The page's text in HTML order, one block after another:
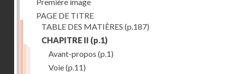
PAGE DE TITRE
TABLE DES MATIÈRES (p.187)
CHAPITRE II (p.1)
Avant-propos (p.1)
Voie(p.11)